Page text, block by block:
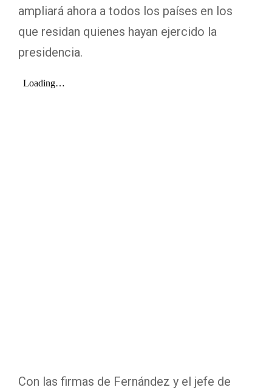
ampliará ahora a todos los países en los
que residan quienes hayan ejercido la
presidencia.
Con las firmas de Fernández y el jefe de